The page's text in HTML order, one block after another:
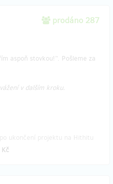
prodáno 287
aspoň stovkou!”. Pošleme za
v dalším kroku.